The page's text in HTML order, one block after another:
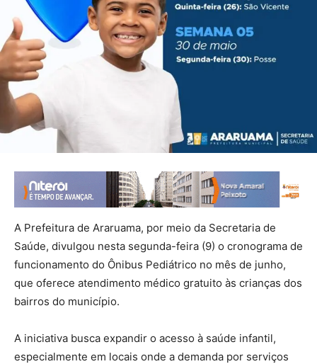
A Prefeitura de Araruama, por meio da Secretaria de
Saúde, divulgou nesta segunda-feira (9) o cronograma de
funcionamento do Ônibus Pediátrico no mês de junho,
que oferece atendimento médico gratuito às crianças dos
bairros do município.
A iniciativa busca expandir o acesso à saúde infantil,
especialmente em locais onde a demanda por serviços